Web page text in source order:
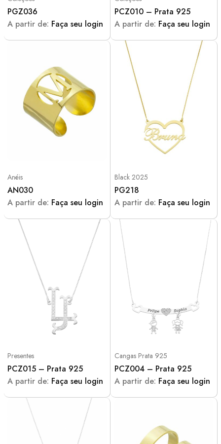
PGZ036
A partir de: Faça seu login
PCZ010 – Prata 925
A partir de: Faça seu login
Anéis
AN030
A partir de: Faça seu login
Black 2025
PG218
A partir de: Faça seu login
Presentes
PCZ015 – Prata 925
A partir de: Faça seu login
Cangas Prata 925
PCZ004 – Prata 925
A partir de: Faça seu login